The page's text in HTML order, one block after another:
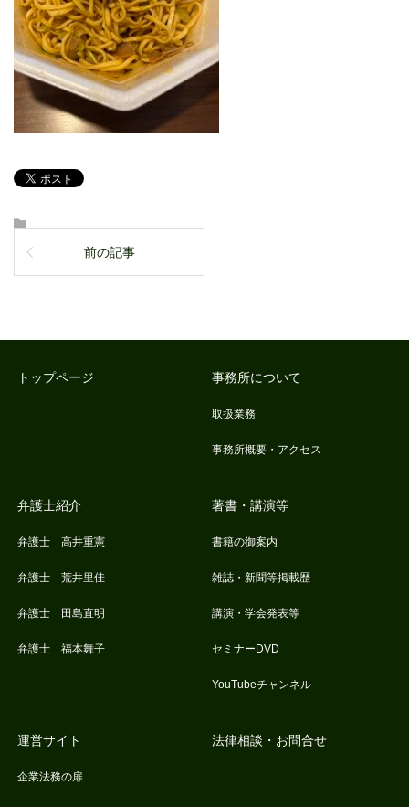
前の記事
トップページ 事務所について
取扱業務
事務所概要・アクセス
弁護士紹介
弁護士 高井重憲
弁護士 荒井里佳
弁護士 田島直明
弁護士 福本舞子
著書・講演等
書籍の御案内
雑誌・新聞等掲載歴
講演・学会発表等
セミナーDVD
YouTubeチャンネル
運営サイト
企業法務の扉
法律相談・お問合せ